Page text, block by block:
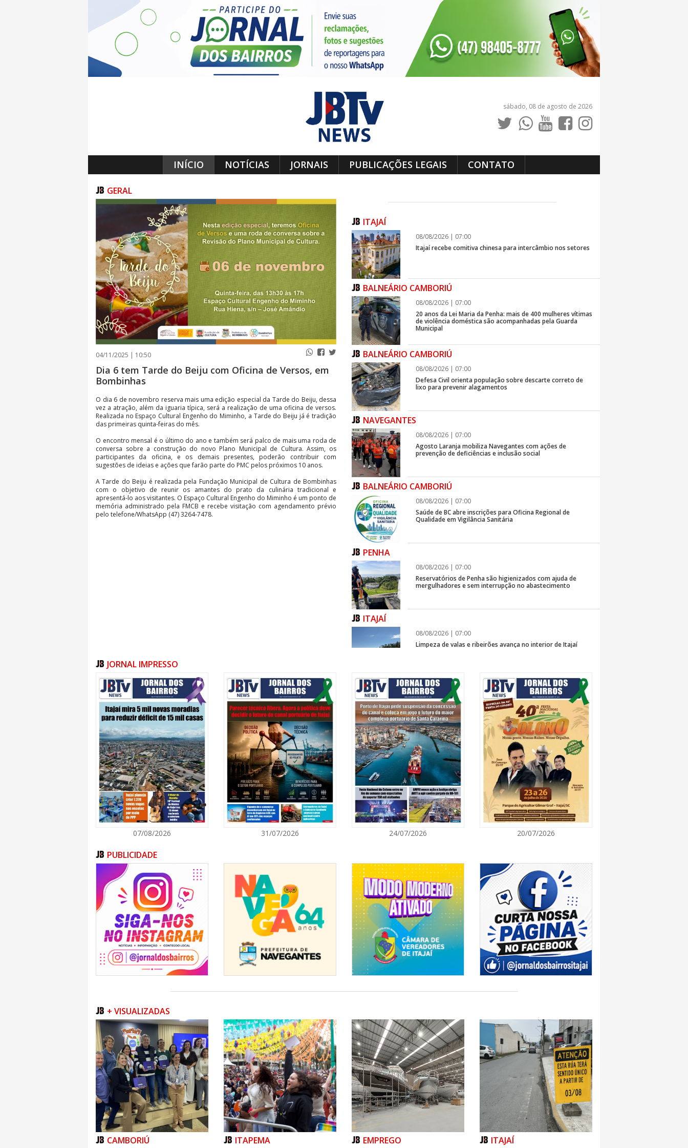
sábado, 08 de agosto de 2026
INÍCIO NOTÍCIAS JORNAIS PUBLICAÇÕES LEGAIS CONTATO
GERAL
04/11/2025 | 10:50
Dia 6 tem Tarde do Beiju com Oficina de Versos, em
Bombinhas
O dia 6 de novembro reserva mais uma edição especial da Tarde do Beiju, dessa
vez a atração, além da iguaria típica, será a realização de uma oficina de versos.
Realizada no Espaço Cultural Engenho do Miminho, a Tarde do Beiju já é tradição
das primeiras quinta-feiras do mês.
O encontro mensal é o último do ano e também será palco de mais uma roda de
conversa sobre a construção do novo Plano Municipal de Cultura. Assim, os
participantes da oficina, e os demais presentes, poderão contribuir com
sugestões de ideias e ações que farão parte do PMC pelos próximos 10 anos.
A Tarde do Beiju é realizada pela Fundação Municipal de Cultura de Bombinhas
com o objetivo de reunir os amantes do prato da culinária tradicional e
apresentá-lo aos visitantes. O Espaço Cultural Engenho do Miminho é um ponto de
memória administrado pela FMCB e recebe visitação com agendamento prévio
pelo telefone/WhatsApp (47) 3264-7478.
ITAJAÍ
08/08/2026 | 07:00
Itajaí recebe comitiva chinesa para intercâmbio nos setores
BALNEÁRIO CAMBORIÚ
08/08/2026 | 07:00
20 anos da Lei Maria da Penha: mais de 400 mulheres vítimas
de violência doméstica são acompanhadas pela Guarda
Municipal
BALNEÁRIO CAMBORIÚ
08/08/2026 | 07:00
Defesa Civil orienta população sobre descarte correto de
lixo para prevenir alagamentos
NAVEGANTES
08/08/2026 | 07:00
Agosto Laranja mobiliza Navegantes com ações de
prevenção de deficiências e inclusão social
BALNEÁRIO CAMBORIÚ
08/08/2026 | 07:00
Saúde de BC abre inscrições para Oficina Regional de
Qualidade em Vigilância Sanitária
PENHA
08/08/2026 | 07:00
Reservatórios de Penha são higienizados com ajuda de
mergulhadores e sem interrupção no abastecimento
ITAJAÍ
08/08/2026 | 07:00
Limpeza de valas e ribeirões avança no interior de Itajaí
ITAJAÍ
08/08/2026 | 07:00
8º Capoezade promove semana de oficinas gratuitas e
atividades culturais em Itajaí
GERAL
08/08/2026 | 07:00
Univali e Câmara de Vereadores de Itajaí reúnem
especialistas para discutir políticas públicas e inovação
BALNEÁRIO CAMBORIÚ
08/08/2026 | 07:00
BALNEÁRIO CAMBORIÚ
08/08/2026 | 07:00
Setor judicial de medicamentos de BC estará fechado nos
dias 10 e 11 de agosto para realização de inventário
JORNAL IMPRESSO
07/08/2026 31/07/2026 24/07/2026 20/07/2026
PUBLICIDADE
+ VISUALIZADAS
CAMBORIÚ ITAPEMA EMPREGO ITAJAÍ